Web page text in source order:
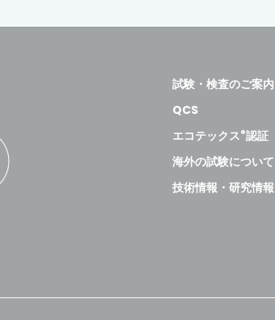
試験・検査のご案内
QCS
エコテックス®認証
海外の試験について
技術情報・研究情報